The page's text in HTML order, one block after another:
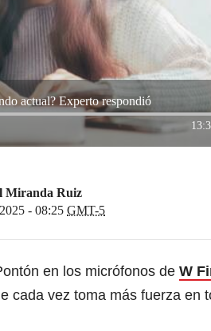
actual? Experto respondió
Miranda Ruiz
- 08:25 GMT-5
en los micrófonos de W
cada vez toma más fuerza en